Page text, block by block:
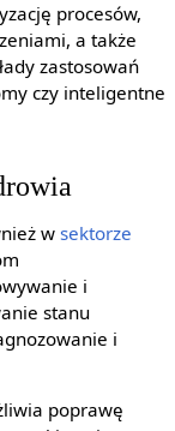
procesów,
a także
zastosowań
czy inteligentne
w sektorze
i
stanu
i
poprawę